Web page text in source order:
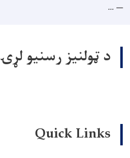
...
د ټولنیز رسنیو لړۍ
Quick Links